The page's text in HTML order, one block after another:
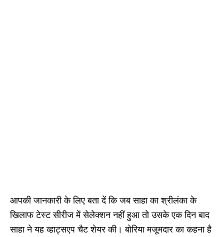
आपकी जानकारी के लिए बता दें कि जब साहा का श्रीलंका के
खिलाफ टेस्ट सीरीज में सेलेक्शन नहीं हुआ तो उसके एक दिन बाद
साहा ने यह व्हाट्सएप चैट शेयर की। बोरिया मजूमदार का कहना है